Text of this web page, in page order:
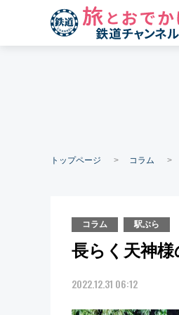
トップページ コラム
コラム 駅ぶら
長らく天神
2022.12.31 06:12